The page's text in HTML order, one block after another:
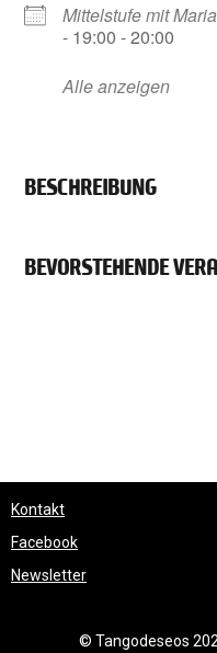
Mittelstufe mit
- 19:00 - 20:00
Alle anzeigen
BESCHREIBUNG
BEVORSTEHENDE
Kontakt
Facebook
Newsletter
© Tangodeseos